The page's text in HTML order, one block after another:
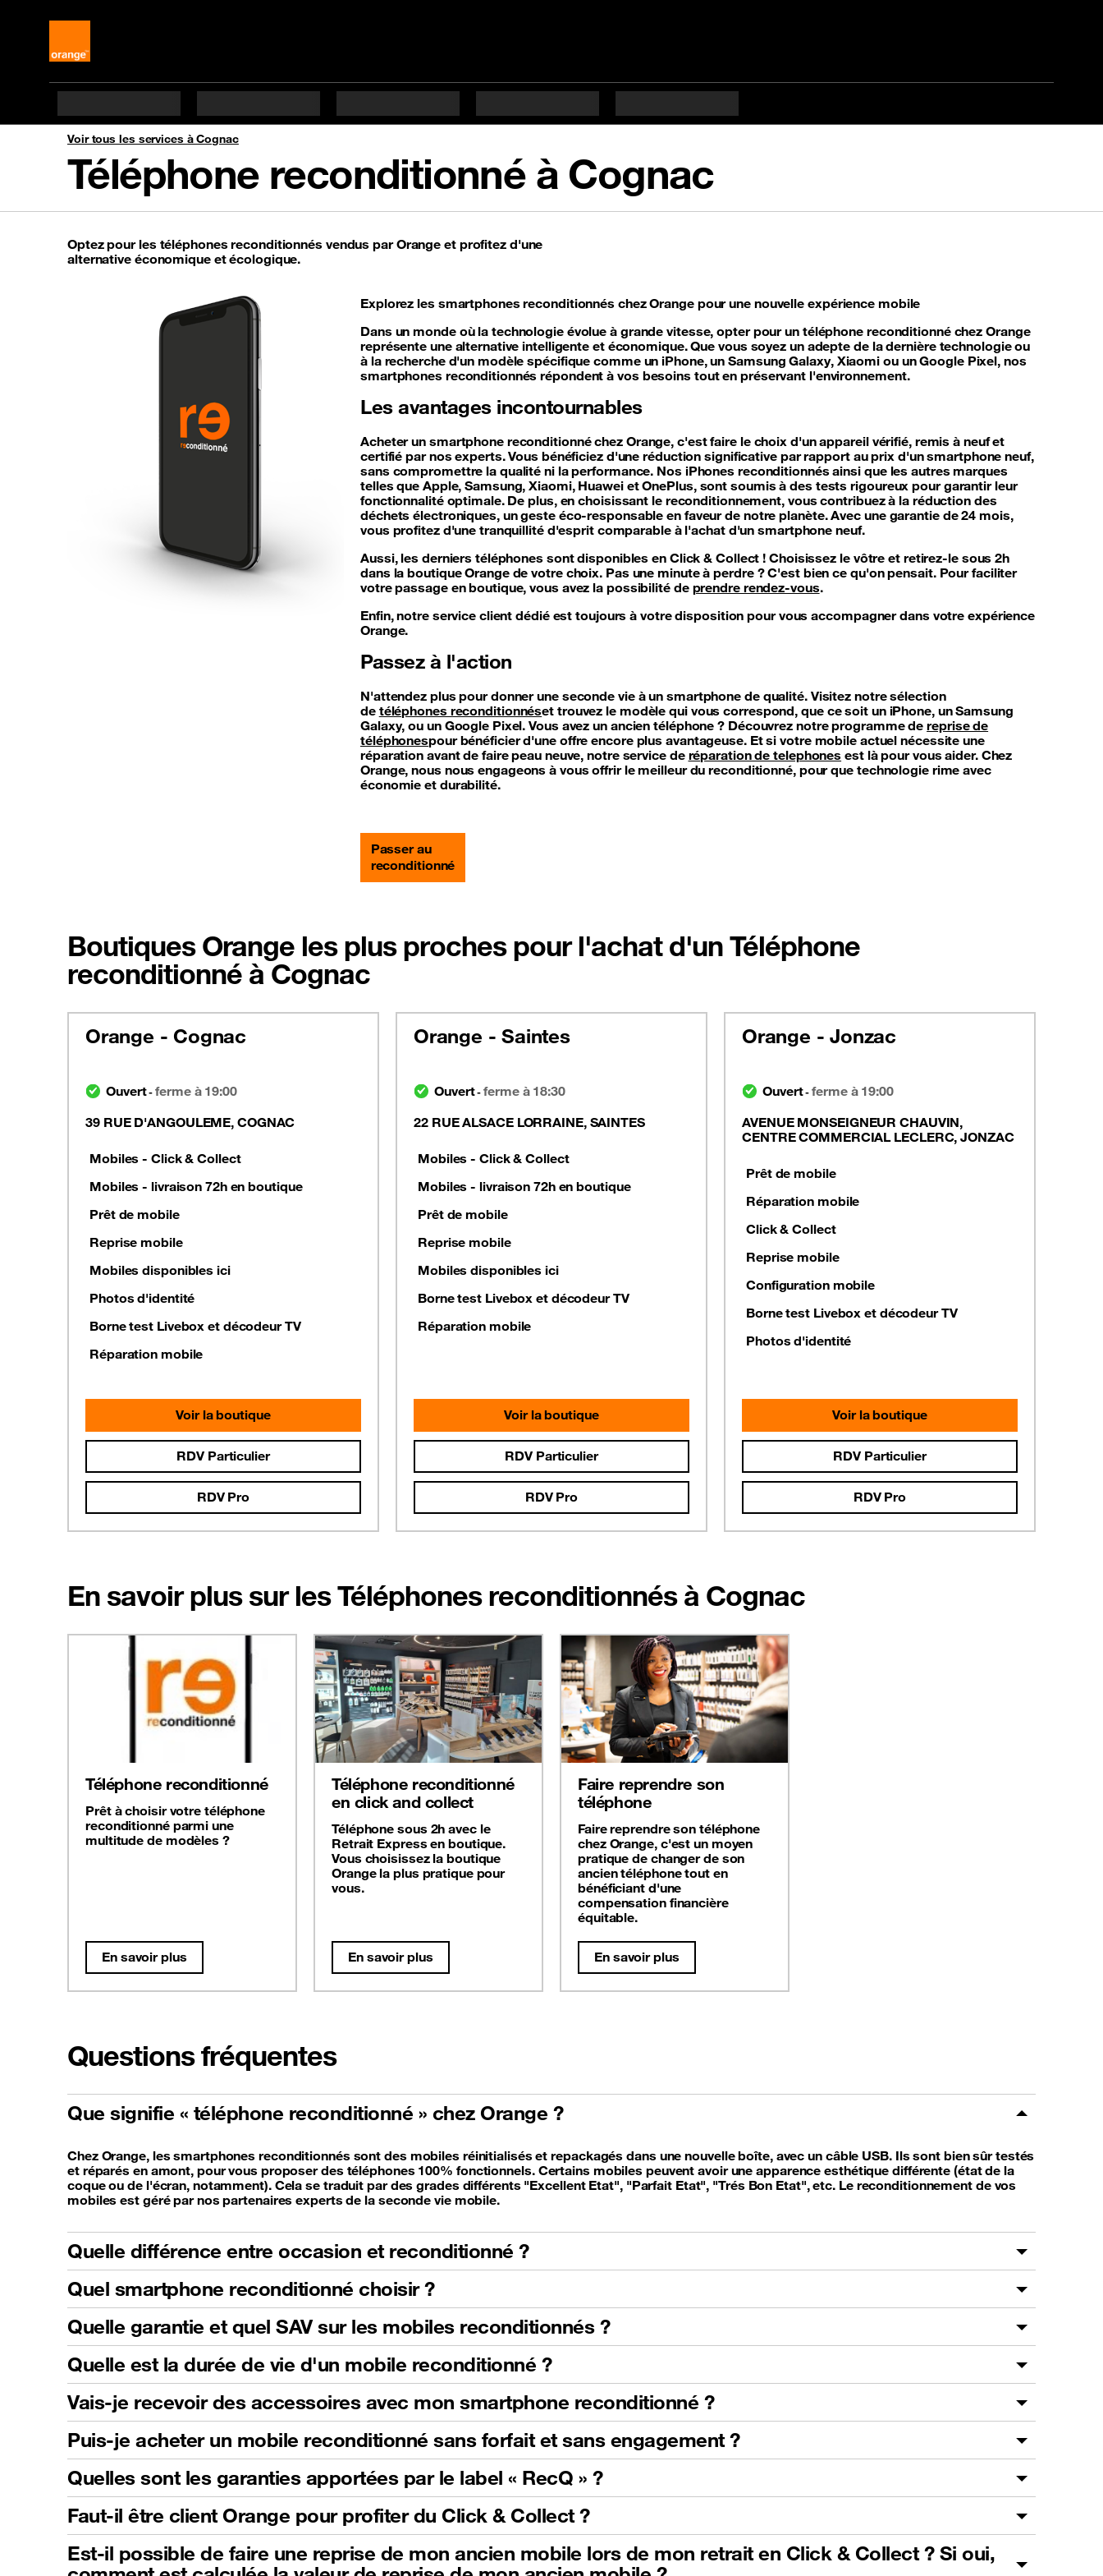
Voir tous les services à Cognac
Téléphone reconditionné à Cognac
Optez pour les téléphones reconditionnés vendus par Orange et profitez d'une
alternative économique et écologique.
Explorez les smartphones reconditionnés chez Orange pour une nouvelle expérience mobile
Dans un monde où la technologie évolue à grande vitesse, opter pour un téléphone reconditionné chez Orange
représente une alternative intelligente et économique. Que vous soyez un adepte de la dernière technologie ou
à la recherche d'un modèle spécifique comme un iPhone, un Samsung Galaxy, Xiaomi ou un Google Pixel, nos
smartphones reconditionnés répondent à vos besoins tout en préservant l'environnement.
Les avantages incontournables
Acheter un smartphone reconditionné chez Orange, c'est faire le choix d'un appareil vérifié, remis à neuf et
certifié par nos experts. Vous bénéficiez d'une réduction significative par rapport au prix d'un smartphone neuf,
sans compromettre la qualité ni la performance. Nos iPhones reconditionnés ainsi que les autres marques
telles que Apple, Samsung, Xiaomi, Huawei et OnePlus, sont soumis à des tests rigoureux pour garantir leur
fonctionnalité optimale. De plus, en choisissant le reconditionnement, vous contribuez à la réduction des
déchets électroniques, un geste éco-responsable en faveur de notre planète. Avec une garantie de 24 mois,
vous profitez d'une tranquillité d'esprit comparable à l'achat d'un smartphone neuf.
Aussi, les derniers téléphones sont disponibles en Click & Collect ! Choisissez le vôtre et retirez-le sous 2h
dans la boutique Orange de votre choix. Pas une minute à perdre ? C'est bien ce qu'on pensait. Pour faciliter
votre passage en boutique, vous avez la possibilité de prendre rendez-vous.
Enfin, notre service client dédié est toujours à votre disposition pour vous accompagner dans votre expérience
Orange.
Passez à l'action
N'attendez plus pour donner une seconde vie à un smartphone de qualité. Visitez notre sélection
de téléphones reconditionnéset trouvez le modèle qui vous correspond, que ce soit un iPhone, un Samsung
Galaxy, ou un Google Pixel. Vous avez un ancien téléphone ? Découvrez notre programme dereprise de
téléphonespour bénéficier d'une offre encore plus avantageuse. Et si votre mobile actuel nécessite une
réparation avant de faire peau neuve, notre service de réparation de telephones est là pour vous aider. Chez
Orange, nous nous engageons à vous offrir le meilleur du reconditionné, pour que technologie rime avec
économie et durabilité.
Passer au
reconditionné
Boutiques Orange les plus proches pour l'achat d'un Téléphone
reconditionné à Cognac
Orange - Cognac
Ouvert-ferme à 19:00
39 RUE D'ANGOULEME, COGNAC
Mobiles - Click & Collect
Mobiles - livraison 72h en boutique
Prêt de mobile
Reprise mobile
Mobiles disponibles ici
Photos d'identité
Borne test Livebox et décodeur TV
Réparation mobile
Voir la boutique
RDV Particulier
RDV Pro
Orange - Saintes
Ouvert-ferme à 18:30
22 RUE ALSACE LORRAINE, SAINTES
Mobiles - Click & Collect
Mobiles - livraison 72h en boutique
Prêt de mobile
Reprise mobile
Mobiles disponibles ici
Borne test Livebox et décodeur TV
Réparation mobile
Voir la boutique
RDV Particulier
RDV Pro
Orange - Jonzac
Ouvert-ferme à 19:00
AVENUE MONSEIGNEUR CHAUVIN,
CENTRE COMMERCIAL LECLERC, JONZAC
Prêt de mobile
Réparation mobile
Click & Collect
Reprise mobile
Configuration mobile
Borne test Livebox et décodeur TV
Photos d'identité
Voir la boutique
RDV Particulier
RDV Pro
En savoir plus sur les Téléphones reconditionnés à Cognac
Téléphone reconditionné
Prêt à choisir votre téléphone
reconditionné parmi une
multitude de modèles ?
En savoir plus
Téléphone reconditionné
en click and collect
Téléphone sous 2h avec le
Retrait Express en boutique.
Vous choisissez la boutique
Orange la plus pratique pour
vous.
En savoir plus
Faire reprendre son
téléphone
Faire reprendre son téléphone
chez Orange, c'est un moyen
pratique de changer de son
ancien téléphone tout en
bénéficiant d'une
compensation financière
équitable.
En savoir plus
Questions fréquentes
Que signifie « téléphone reconditionné » chez Orange ?
Chez Orange, les smartphones reconditionnés sont des mobiles réinitialisés et repackagés dans une nouvelle boîte, avec un câble USB. Ils sont bien sûr testés
et réparés en amont, pour vous proposer des téléphones 100% fonctionnels. Certains mobiles peuvent avoir une apparence esthétique différente (état de la
coque ou de l'écran, notamment). Cela se traduit par des grades différents "Excellent Etat", "Parfait Etat", "Trés Bon Etat", etc. Le reconditionnement de vos
mobiles est géré par nos partenaires experts de la seconde vie mobile.
Quelle différence entre occasion et reconditionné ?
Quel smartphone reconditionné choisir ?
Quelle garantie et quel SAV sur les mobiles reconditionnés ?
Quelle est la durée de vie d'un mobile reconditionné ?
Vais-je recevoir des accessoires avec mon smartphone reconditionné ?
Puis-je acheter un mobile reconditionné sans forfait et sans engagement ?
Quelles sont les garanties apportées par le label « RecQ » ?
Faut-il être client Orange pour profiter du Click & Collect ?
Est-il possible de faire une reprise de mon ancien mobile lors de mon retrait en Click & Collect ? Si oui,